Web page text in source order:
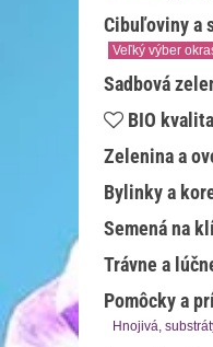
Cibuľoviny a
Veľký výber
Sadbová
BIO kvalita
Zelenina a
Bylinky a
Semená na
Trávne a
Pomôcky a
Hnojivá,